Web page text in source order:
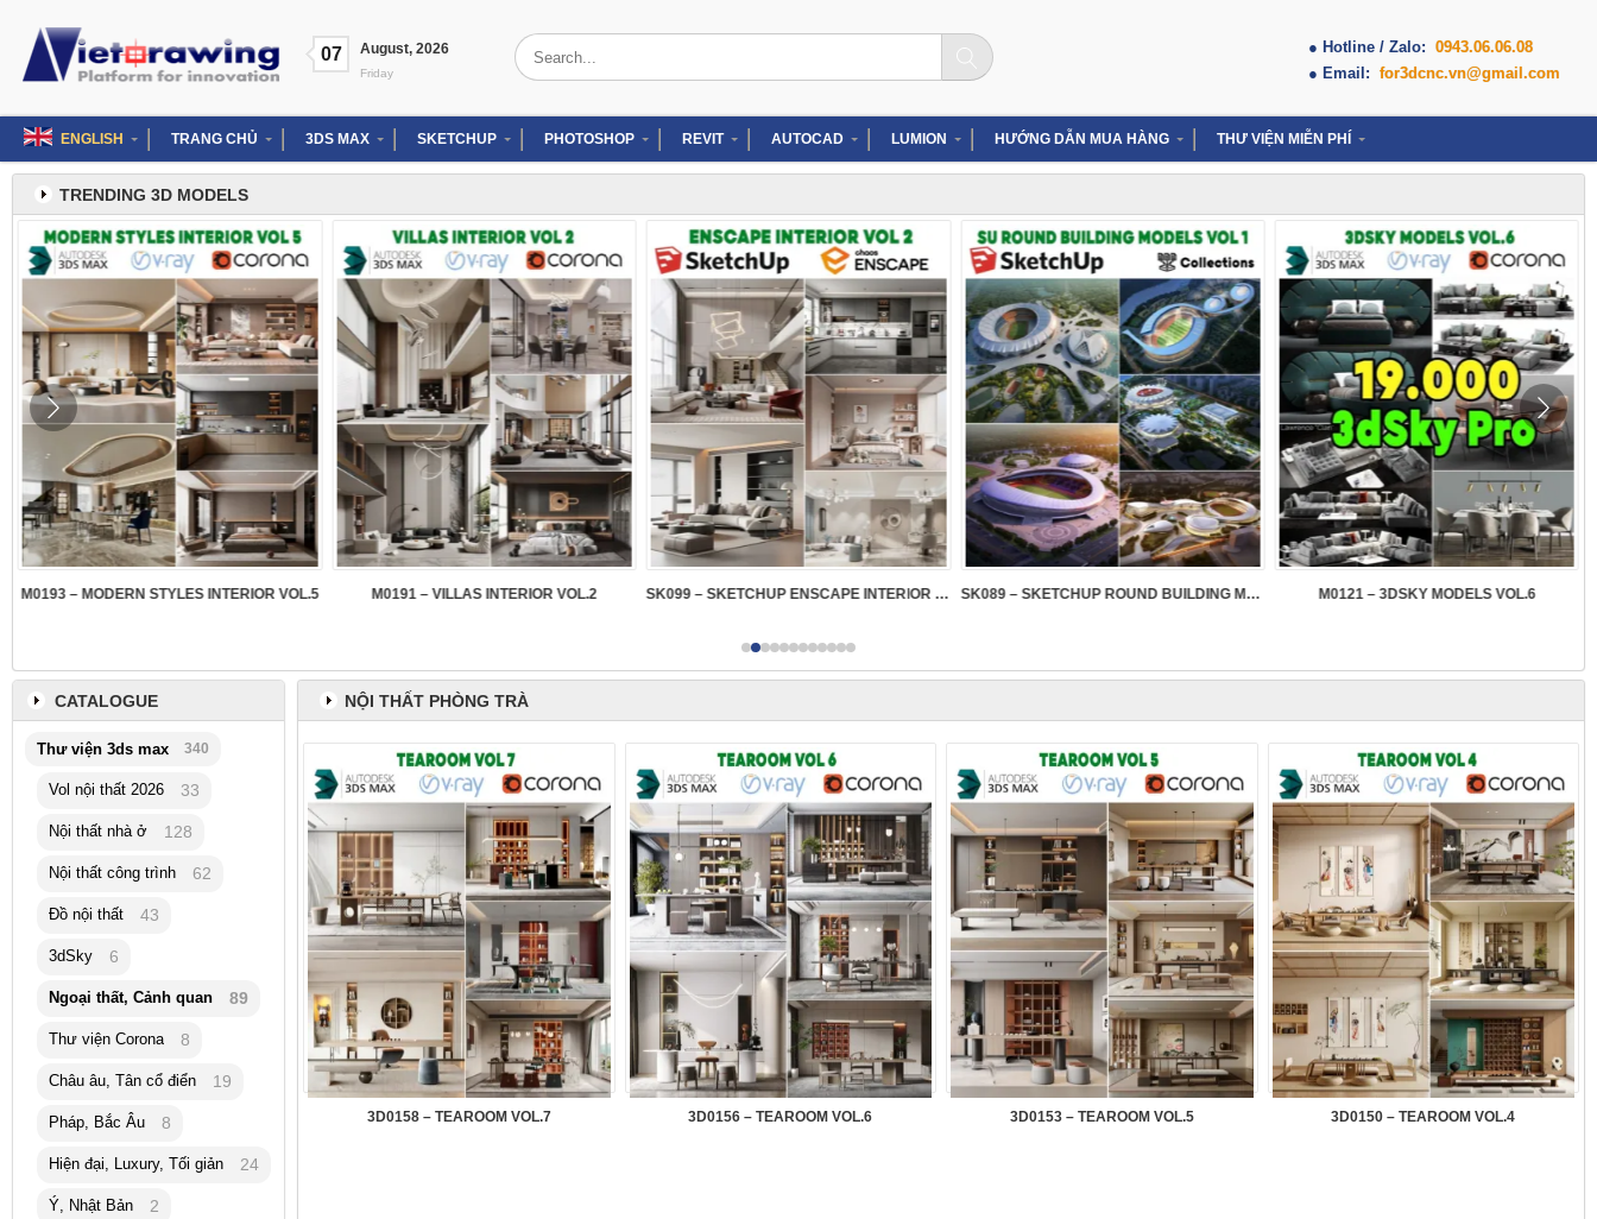
content
07 August, 2026
Friday
Search
for:
● Hotline / Zalo: 0943.06.06.08
● Email: for3dcnc.vn@gmail.com
ENGLISH TRANG CHỦ 3DS MAX SKETCHUP PHOTOSHOP REVIT AUTOCAD LUMION HƯỚNG DẪN MUA HÀNG THƯ VIỆN MIỄN PHÍ
TRENDING 3D MODELS
M0193 – MODERN STYLES INTERIOR VOL.5 M0191 – VILLAS INTERIOR VOL.2 SK099 – SKETCHUP ENSCAPE INTERIOR VOL.2 SK089 – SKETCHUP ROUND BUILDING MODELS M0121 – 3DSKY MODELS VOL.6
NỘI THẤT PHÒNG TRÀ
3D0158 – TEAROOM VOL.7 3D0156 – TEAROOM VOL.6 3D0153 – TEAROOM VOL.5 3D0150 – TEAROOM VOL.4
CATALOGUE
Thư viện 3ds max 340
Vol nội thất 2026 33
Nội thất nhà ở 128
Nội thất công trình 62
Đồ nội thất 43
3dSky 6
Ngoại thất, Cảnh quan 89
Thư viện Corona 8
Châu âu, Tân cổ điển 19
Pháp, Bắc Âu 8
Hiện đại, Luxury, Tối giản 24
Ý, Nhật Bản 2